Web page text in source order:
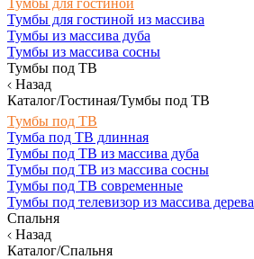
Тумбы для гостиной
Тумбы для гостиной из массива
Тумбы из массива дуба
Тумбы из массива сосны
Тумбы под ТВ
Назад
Каталог/Гостиная/Тумбы под ТВ
Тумбы под ТВ
Тумба под ТВ длинная
Тумбы под ТВ из массива дуба
Тумбы под ТВ из массива сосны
Тумбы под ТВ современные
Тумбы под телевизор из массива дерева
Спальня
Назад
Каталог/Спальня